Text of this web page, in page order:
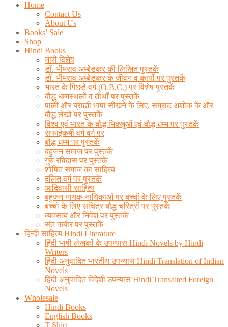
Home
Contact Us
About Us
Books’ Sale
Shop
Hindi Books
नारी विशेष
डॉ. भीमराव अम्बेडकर की लिखित पुस्तकें
डॉ. भीमराव अम्बेडकर के जीवन व कार्यों पर पुस्तकें
भारत के पिछड़े वर्ग (O.B.C.) पर विशेष पुस्तकें
बौद्ध धम्मस्थलों व तीर्थों पर पुस्तकें
पाली और ब्राह्मी भाषा सीखने के लिए, सम्राट अशोक के और
बौद्ध लेखों पर पुस्तकें
विश्व एवं भारत के बौद्ध भिक्खुओं एवं बौद्ध धम्म पर पुस्तकें
सफाईकर्मी वर्ग वर्ग पर
बौद्ध धम्म पर पुस्तकें
बहुजन समाज पर पुस्तकें
गुरु रविदास पर पुस्तकें
शोषित समाज का साहित्य
दलित वर्ग पर पुस्तकें
आदिवासी साहित्य
बहुजन नायक-नायिकाओं पर बच्चों के लिए पुस्तकें
बच्चो के लिए सचित्र बौद्ध चरित्रों पर पुस्तकें
व्यवसाय और निवेश पर पुस्तकें
संत कबीर पर पुस्तकें
हिन्दी साहित्य Hindi Literature
हिंदी भाषी लेखकों के उपन्यास Hindi Novels by Hindi
Writers
हिंदी अनुवादित भारतीय उपन्यास Hindi Translation of Indian
Novels
हिंदी अनुवादित विदेशी उपन्यास Hindi Transalted Foreign
Novels
Wholesale
Hindi Books
English Books